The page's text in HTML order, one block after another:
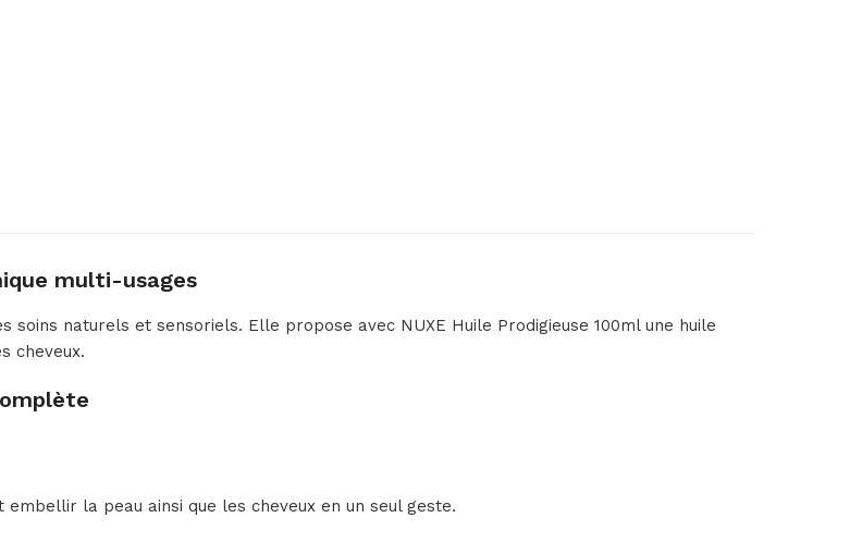
multi-usages
soins naturels et sensoriels. Elle propose avec NUXE Huile Prodigieuse 100ml une huile
cheveux.
la peau ainsi que les cheveux en un seul geste.